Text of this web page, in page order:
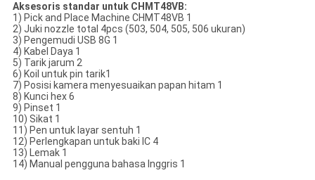
Aksesoris standar untuk CHMT48VB:
1) Pick and Place Machine CHMT48VB 1
2) Juki nozzle total 4pcs (503, 504, 505, 506 ukuran)
3) Pengemudi USB 8G 1
4) Kabel Daya 1
5) Tarik jarum 2
6) Koil untuk pin tarik1
7) Posisi kamera menyesuaikan papan hitam 1
8) Kunci hex 6
9) Pinset 1
10) Sikat 1
11) Pen untuk layar sentuh 1
12) Perlengkapan untuk baki IC 4
13) Lemak 1
14) Manual pengguna bahasa Inggris 1